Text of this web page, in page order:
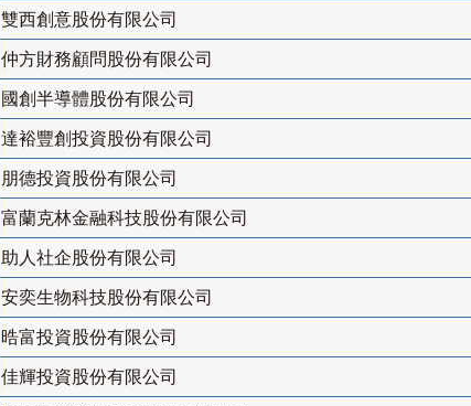
雙西創意股份有限公司
仲方財務顧問股份有限公司
國創半導體股份有限公司
達裕豐創投資股份有限公司
朋德投資股份有限公司
富蘭克林金融科技股份有限公司
助人社企股份有限公司
安奕生物科技股份有限公司
晧富投資股份有限公司
佳輝投資股份有限公司